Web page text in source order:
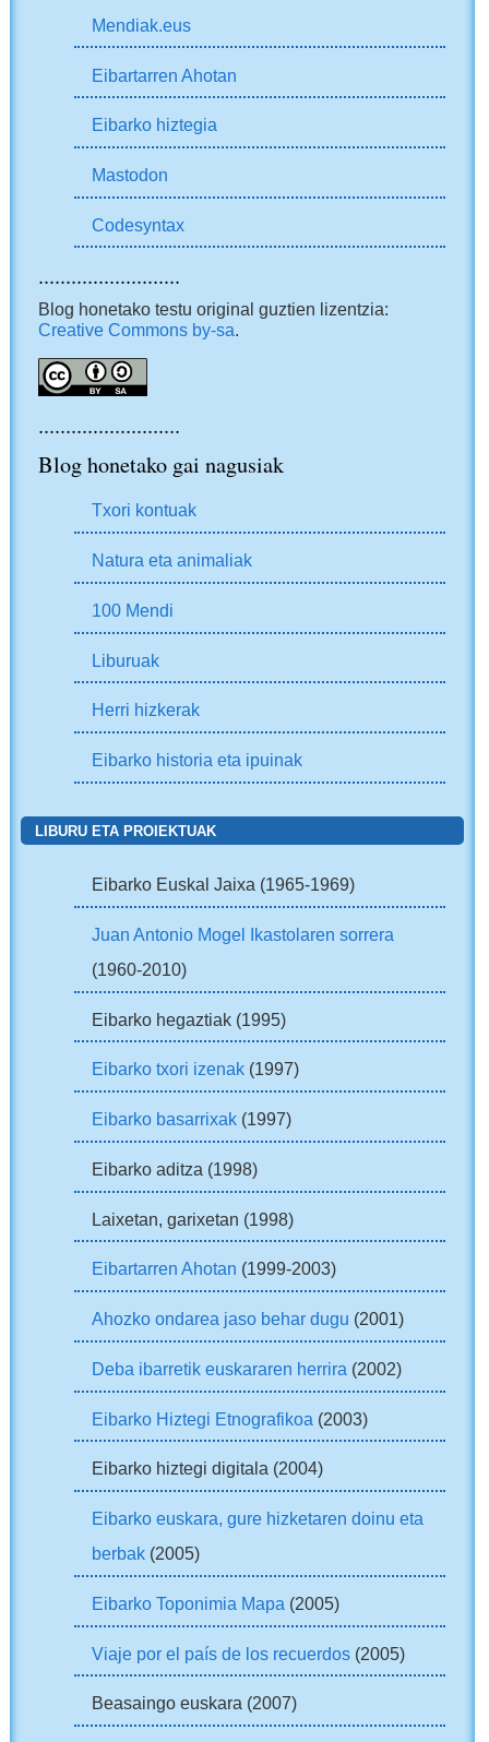
Mendiak.eus
Eibartarren Ahotan
Eibarko hiztegia
Mastodon
Codesyntax
..........................
Blog honetako testu original guztien lizentzia:
Creative Commons by-sa.
..........................
Blog honetako gai nagusiak
Txori kontuak
Natura eta animaliak
100 Mendi
Liburuak
Herri hizkerak
Eibarko historia eta ipuinak
LIBURU ETA PROIEKTUAK
Eibarko Euskal Jaixa (1965-1969)
Juan Antonio Mogel Ikastolaren sorrera
(1960-2010)
Eibarko hegaztiak (1995)
Eibarko txori izenak(1997)
Eibarko basarrixak(1997)
Eibarko aditza (1998)
Laixetan, garixetan (1998)
Eibartarren Ahotan (1999-2003)
Ahozko ondarea jaso behar dugu (2001)
Deba ibarretik euskararen herrira (2002)
Eibarko Hiztegi Etnografikoa (2003)
Eibarko hiztegi digitala (2004)
Eibarko euskara, gure hizketaren doinu eta
berbak(2005)
Eibarko Toponimia Mapa (2005)
Viaje por el país de los recuerdos(2005)
Beasaingo euskara (2007)